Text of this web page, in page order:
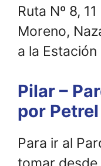
Ruta Nº 8,
Moreno,
a la Estación
Pilar –
por Petrel
Para ir al